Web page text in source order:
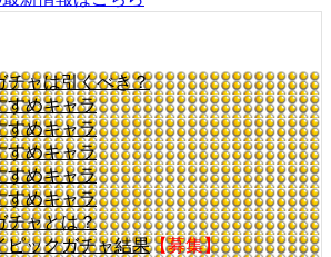
チャは引くべき？
すめキャラ
すめキャラ
すめキャラ
すめキャラ
すめキャラ
チャとは？
ピックガチャ結果【募集】